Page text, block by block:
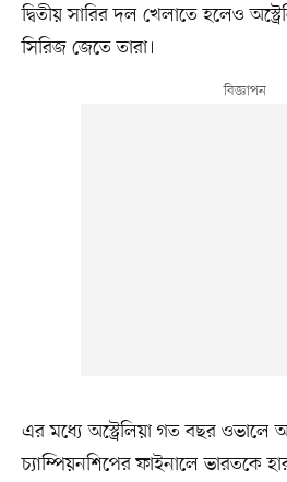
দ্বিতীয় সারির দল খেলাতে হলেও
সিরিজ জেতে তারা।
এর মধ্যে অস্ট্রেলিয়া গত বছর ওভালে
চ্যাম্পিয়নশিপের ফাইনালে ভারতকে